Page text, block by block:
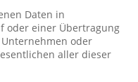
Daten in
oder einer Übertragung
oder
aller dieser